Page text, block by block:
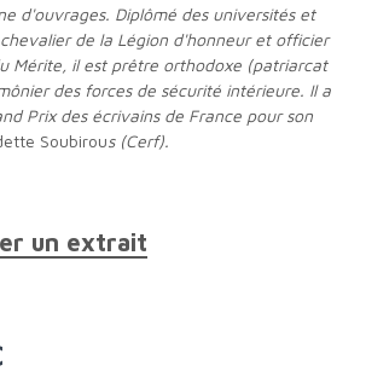
d'ouvrages. Diplômé des universités et
de la Légion d'honneur et officier
Mérite, il est prêtre orthodoxe (patriarcat
des forces de sécurité intérieure. Il a
Prix des écrivains de France pour son
Soubirous (Cerf).
un extrait